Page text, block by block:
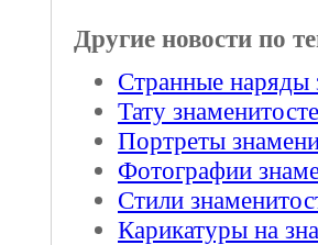
Другие новости по
Странные наряды
Тату
Портреты
Фотографии
Стили
Карикатуры на